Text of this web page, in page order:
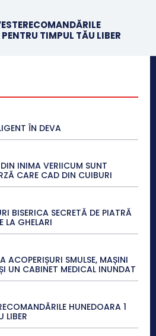
TIMPUL TĂU LIBER
ÎN DEVA
INIMA VERIICUM SUNT
CARE CAD DIN CUIBURI
BISERICA SECRETĂ DE PIATRĂ
LA GHELARI
ACOPERIȘURI SMULSE, MAȘINI
UN CABINET MEDICAL INUNDAT
HUNEDOARA 1
LIBER